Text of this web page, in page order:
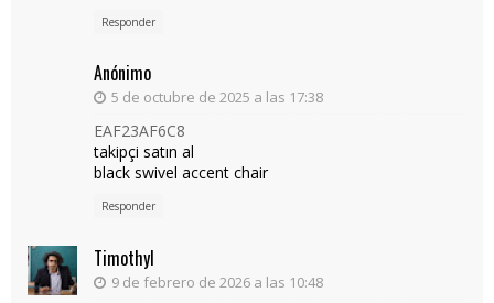
Responder
Anónimo
5 de octubre de 2025 a las 17:38
EAF23AF6C8
takipçi satın al
black swivel accent chair
Responder
Timothyl
9 de febrero de 2026 a las 10:48